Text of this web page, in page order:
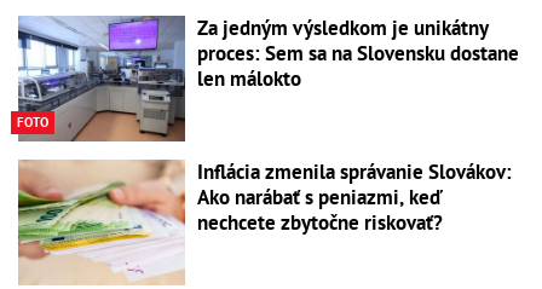
FOTO
Za jedným výsledkom je unikátny
proces: Sem sa na Slovensku dostane
len málokto
Inflácia zmenila správanie Slovákov:
Ako narábať s peniazmi, keď
nechcete zbytočne riskovať?